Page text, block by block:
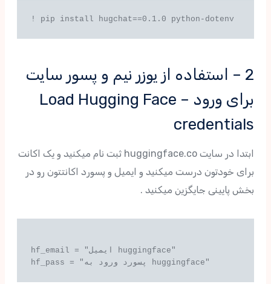
2 – استفاده از یوزر نیم و پسور سایت
برای ورود – Load Hugging Face
credentials
ابتدا در سایت huggingface.co ثبت نام میکنید و یک اکانت
برای خودتون درست میکنید و ایمیل و پسورد اکانتتون رو در
بخش پایینی جایگزین میکنید .
hf_email = "ایمیل huggingface"